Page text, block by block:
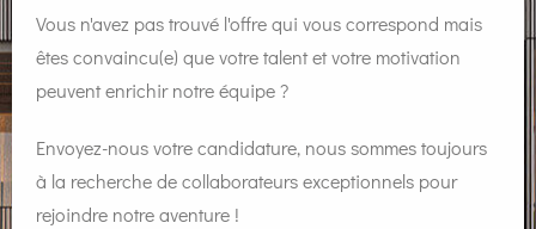
Vous n'avez pas trouvé l'offre qui vous correspond mais
êtes convaincu(e) que votre talent et votre motivation
peuvent enrichir notre équipe ?
Envoyez-nous votre candidature, nous sommes toujours
à la recherche de collaborateurs exceptionnels pour
rejoindre notre aventure !